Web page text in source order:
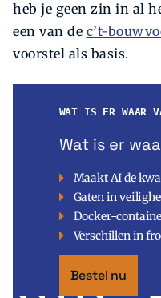
heb je geen zin in al
een van de c’t-
voorstel als basis.
WAT IS ER WAAR
Wat is er
Maakt AI de
Gaten in
Docker-
Verschillen in
Bestel nu